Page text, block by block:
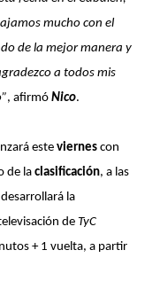
mucho con el
de la mejor manera y
a todos mis
, afirmó Nico.
este viernes con
de laclasificación, a las
la
de TyC
+ 1 vuelta, a partir